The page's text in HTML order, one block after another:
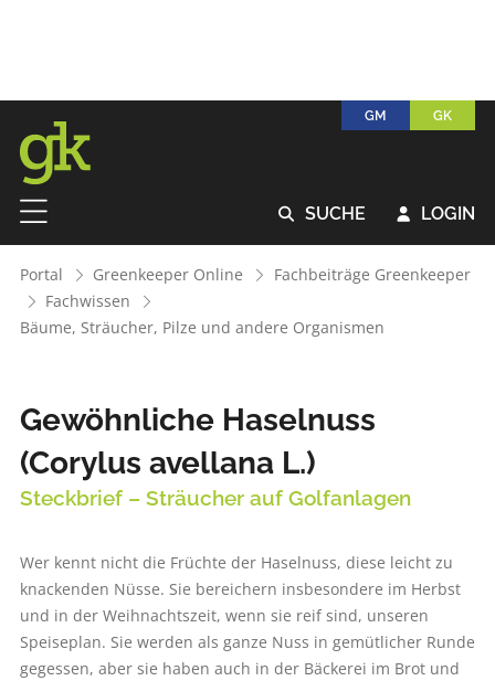
GM GK
 SUCHE  LOGIN
Portal Greenkeeper Online
Fachbeiträge Greenkeeper
Fachwissen
Bäume, Sträucher, Pilze und andere Organismen
Gewöhnliche Haselnuss
(Corylus avellana L.)
Steckbrief – Sträucher auf Golfanlagen
Wer kennt nicht die Früchte der Haselnuss, diese leicht zu
knackenden Nüsse. Sie bereichern insbesondere im Herbst
und in der Weihnachtszeit, wenn sie reif sind, unseren
Speiseplan. Sie werden als ganze Nuss in gemütlicher Runde
gegessen, aber sie haben auch in der Bäckerei im Brot und